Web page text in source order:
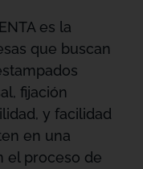
es la
que buscan
fijación
y facilidad
en una
el proceso de